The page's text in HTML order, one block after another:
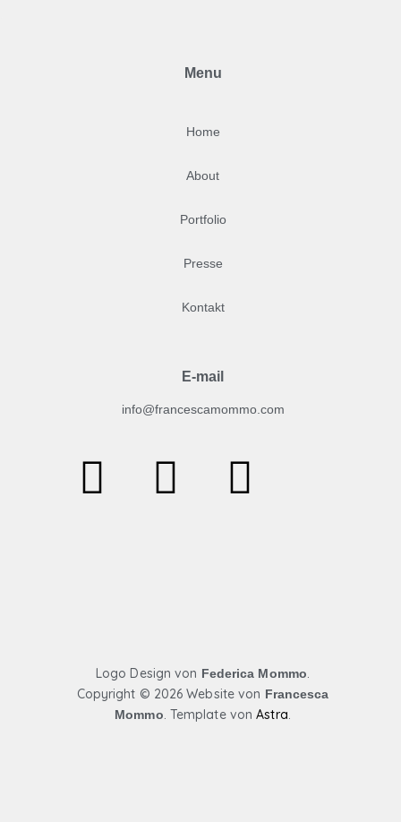
Menu
Home
About
Portfolio
Presse
Kontakt
E-mail
info@francescamommo.com​
F
a
o
o
I
n
g
r
Y
o
b
e
Logo Design von Federica Mommo.
Copyright © 2026 Website von Francesca
Mommo. Template vonAstra.